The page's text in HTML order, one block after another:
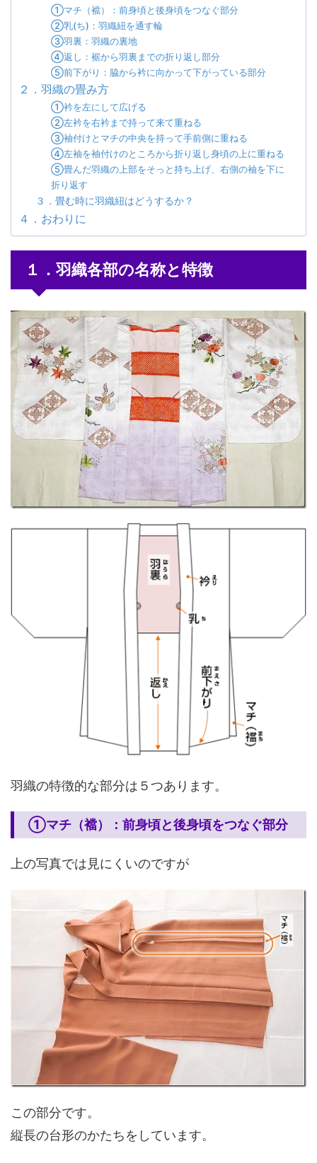
①マチ（襠）：前身頃と後身頃をつなぐ部分
②乳(ち)：羽織紐を通す輪
③羽裏：羽織の裏地
④返し：裾から羽裏までの折り返し部分
⑤前下がり：脇から衿に向かって下がっている部分
２．羽織の畳み方
①衿を左にして広げる
②左衿を右衿まで持って来て重ねる
③袖付けとマチの中央を持って手前側に重ねる
④左袖を袖付けのところから折り返し身頃の上に重ねる
⑤畳んだ羽織の上部をそっと持ち上げ、右側の袖を下に
折り返す
３．畳む時に羽織紐はどうするか？
４．おわりに
１．羽織各部の名称と特徴
羽織の特徴的な部分は５つあります。
①マチ（襠）：前身頃と後身頃をつなぐ部分
上の写真では見にくいのですが
この部分です。
縦長の台形のかたちをしています。